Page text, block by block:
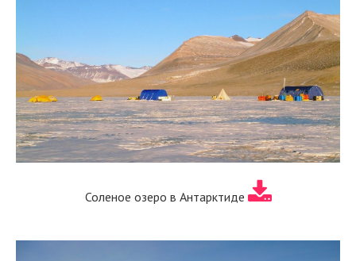
Соленое озеро в Антарктиде